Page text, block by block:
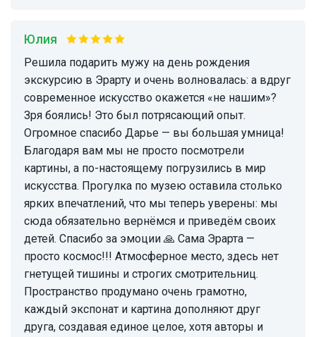
Юлия
Решила подарить мужу на день рождения
экскурсию в Эрарту и очень волновалась: а вдруг
современное искусство окажется «не нашим»?
Зря боялись! Это был потрясающий опыт.
Огромное спасибо Дарье — вы большая умница!
Благодаря вам мы не просто посмотрели
картины, а по-настоящему погрузились в мир
искусства. Прогулка по музею оставила столько
ярких впечатлений, что мы теперь уверены: мы
сюда обязательно вернёмся и приведём своих
детей. Спасибо за эмоции 🙏 Сама Эрарта —
просто космос!!! Атмосферное место, здесь нет
гнетущей тишины и строгих смотрительниц.
Пространство продумано очень грамотно,
каждый экспонат и картина дополняют друг
друга, создавая единое целое, хотя авторы и